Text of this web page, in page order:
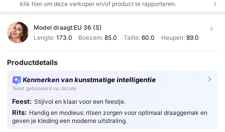
klik hier om deze verkoper en/of product te rapporteren.
Model draagt:EU 36 (S)
Lengte: 173.0 Boezem:85.0 Taille: 60.0 Heupen: 89.0
Productdetails
Kenmerken van kunstmatige intelligentie
Tekst gebaseerd op details
Feest: Stijlvol en klaar voor een feestje.
Rits: Handig en modieus: ritsen zorgen voor optimaal draaggemak en
geven je kleding een moderne uitstraling.